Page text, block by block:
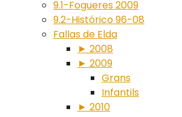
9.1-Fogueres 2009
9.2-Histórico 96-08
Fallas de Elda
► 2008
► 2009
Grans
Infantils
► 2010